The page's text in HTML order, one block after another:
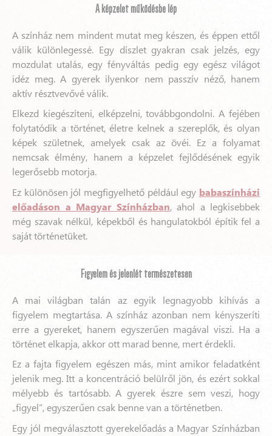
A képzelet működésbe lép
A színház nem mindent mutat meg készen, és éppen ettől
válik különlegessé. Egy díszlet gyakran csak jelzés, egy
mozdulat utalás, egy fényváltás pedig egy egész világot
idéz meg. A gyerek ilyenkor nem passzív néző, hanem
aktív résztvevővé válik.
Elkezd kiegészíteni, elképzelni, továbbgondolni. A fejében
folytatódik a történet, életre kelnek a szereplők, és olyan
képek születnek, amelyek csak az övéi. Ez a folyamat
nemcsak élmény, hanem a képzelet fejlődésének egyik
legerősebb motorja.
Ez különösen jól megfigyelhető például egy babaszínházi
előadáson a Magyar Színházban, ahol a legkisebbek
még szavak nélkül, képekből és hangulatokból építik fel a
saját történetüket.
Figyelem és jelenlét természetesen
A mai világban talán az egyik legnagyobb kihívás a
figyelem megtartása. A színház azonban nem kényszeríti
erre a gyereket, hanem egyszerűen magával viszi. Ha a
történet elkapja, akkor ott marad benne, mert érdekli.
Ez a fajta figyelem egészen más, mint amikor feladatként
jelenik meg. Itt a koncentráció belülről jön, és ezért sokkal
mélyebb és tartósabb. A gyerek észre sem veszi, hogy
„figyel”, egyszerűen csak benne van a történetben.
Egy jól megválasztott gyerekelőadás a Magyar Színházban